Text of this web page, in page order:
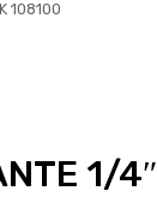
108100
1/4″